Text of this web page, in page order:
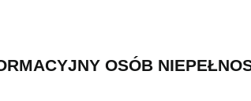
OSÓB